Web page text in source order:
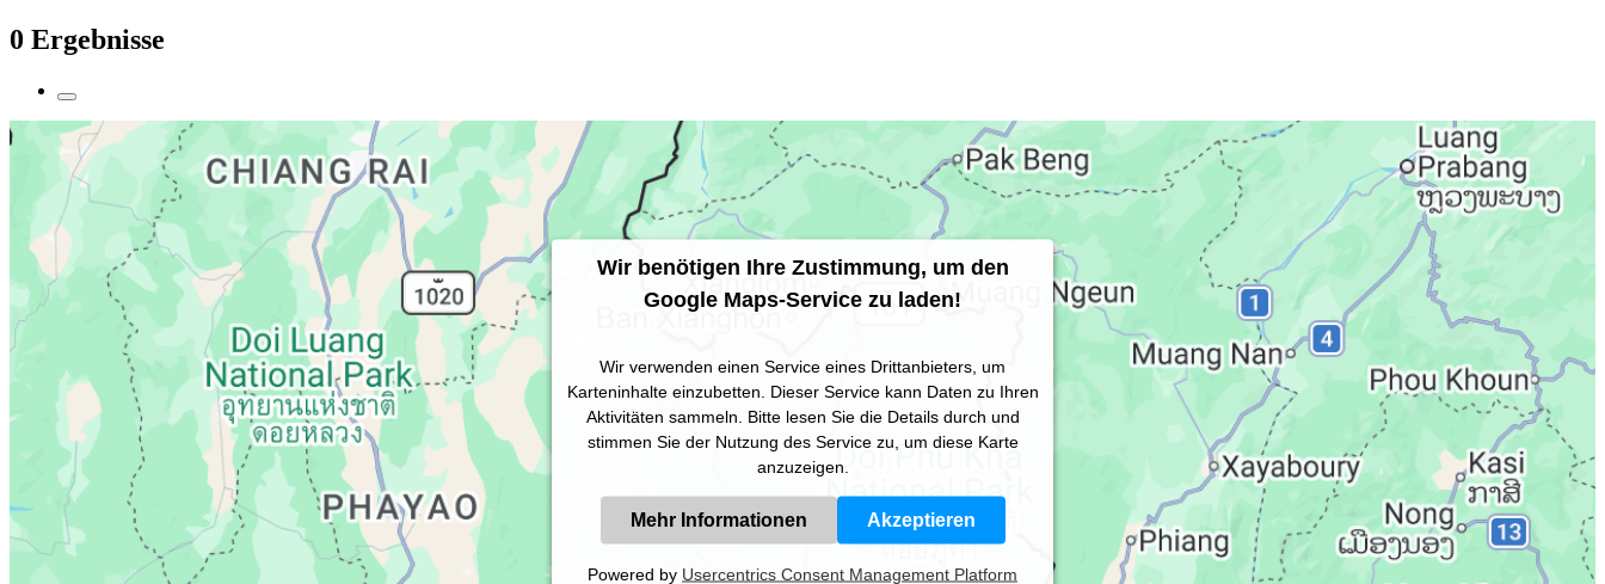
0 Ergebnisse
Wir benötigen Ihre Zustimmung, um den
Google Maps-Service zu laden!
Wir verwenden einen Service eines Drittanbieters, um
Karteninhalte einzubetten. Dieser Service kann Daten zu Ihren
Aktivitäten sammeln. Bitte lesen Sie die Details durch und
stimmen Sie der Nutzung des Service zu, um diese Karte
anzuzeigen.
Mehr Informationen Akzeptieren
Powered by Usercentrics Consent Management Platform